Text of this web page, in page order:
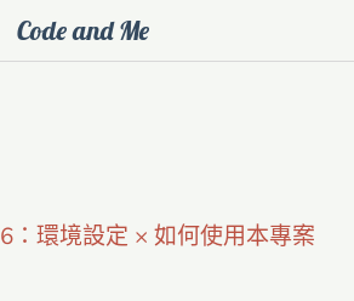
Code and Me
：環境設定 × 如何使用本專案